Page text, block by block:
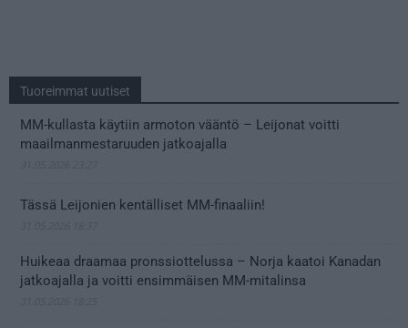
Tuoreimmat uutiset
MM-kullasta käytiin armoton vääntö – Leijonat voitti
maailmanmestaruuden jatkoajalla
Tässä Leijonien kentälliset MM-finaaliin!
Huikeaa draamaa pronssiottelussa – Norja kaatoi Kanadan
jatkoajalla ja voitti ensimmäisen MM-mitalinsa